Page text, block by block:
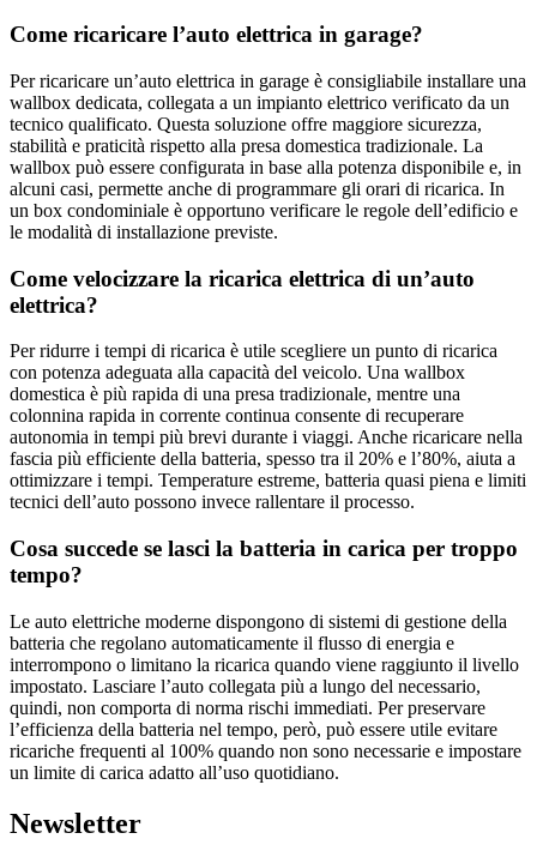
Come ricaricare l’auto elettrica in garage?
Per ricaricare un’auto elettrica in garage è consigliabile installare una
wallbox dedicata, collegata a un impianto elettrico verificato da un
tecnico qualificato. Questa soluzione offre maggiore sicurezza,
stabilità e praticità rispetto alla presa domestica tradizionale. La
wallbox può essere configurata in base alla potenza disponibile e, in
alcuni casi, permette anche di programmare gli orari di ricarica. In
un box condominiale è opportuno verificare le regole dell’edificio e
le modalità di installazione previste.
Come velocizzare la ricarica elettrica di un’auto
elettrica?
Per ridurre i tempi di ricarica è utile scegliere un punto di ricarica
con potenza adeguata alla capacità del veicolo. Una wallbox
domestica è più rapida di una presa tradizionale, mentre una
colonnina rapida in corrente continua consente di recuperare
autonomia in tempi più brevi durante i viaggi. Anche ricaricare nella
fascia più efficiente della batteria, spesso tra il 20% e l’80%, aiuta a
ottimizzare i tempi. Temperature estreme, batteria quasi piena e limiti
tecnici dell’auto possono invece rallentare il processo.
Cosa succede se lasci la batteria in carica per troppo
tempo?
Le auto elettriche moderne dispongono di sistemi di gestione della
batteria che regolano automaticamente il flusso di energia e
interrompono o limitano la ricarica quando viene raggiunto il livello
impostato. Lasciare l’auto collegata più a lungo del necessario,
quindi, non comporta di norma rischi immediati. Per preservare
l’efficienza della batteria nel tempo, però, può essere utile evitare
ricariche frequenti al 100% quando non sono necessarie e impostare
un limite di carica adatto all’uso quotidiano.
Newsletter